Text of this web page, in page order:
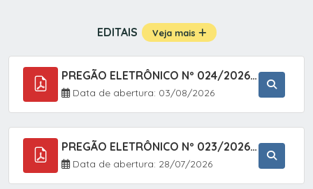
EDITAIS Veja mais
PREGÃO ELETRÔNICO Nº 024/2026 - AQUISIÇÃO DE GÁS MEDICINAL TIPO OXIGÊNIO (1,00 M3, 3,00 M3 E 10,00 M3), EM ATENDIMENTO À SECRETARIA MUNICIPAL DE SAÚDE, ATRAVÉS DO SISTEMA DE REGISTRO DE PREÇOS (SRP)
Data de abertura: 03/08/2026
PREGÃO ELETRÔNICO Nº 023/2026 - AQUISIÇÃO DE ENXOVAL INFANTIL, EM ATENDIMENTO À SECRETARIA MUNICIPAL DE EDUCAÇÃO, ATRAVÉS DO SISTEMA DE REGISTRO DE PREÇOS (SRP).
Data de abertura: 28/07/2026